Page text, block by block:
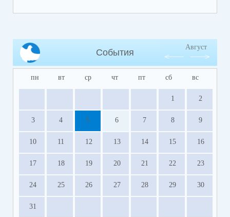
События
Август
пн вт ср чт пт сб вс
1 2
3 4 5 6 7 8 9
10 11 12 13 14 15 16
17 18 19 20 21 22 23
24 25 26 27 28 29 30
31